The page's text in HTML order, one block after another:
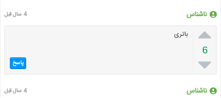
ناشناس 4 سال قبل

6

باتری
پاسخ
ناشناس 4 سال قبل